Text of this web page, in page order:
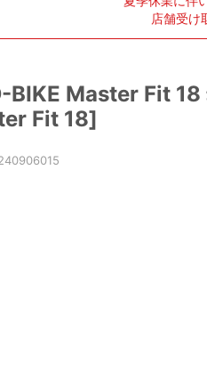
店舗受け
BIKE Master Fit
Fit 18]